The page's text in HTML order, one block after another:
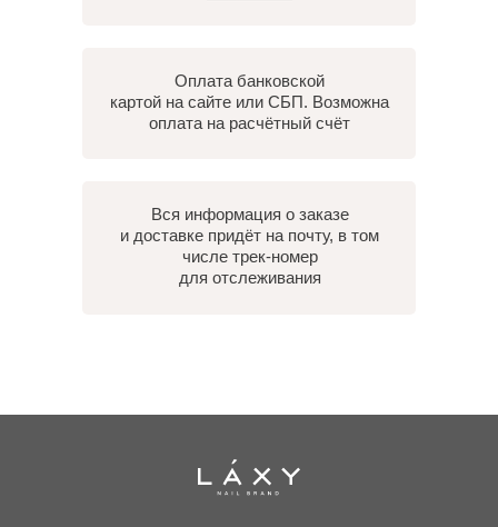
Оплата банковской
картой на сайте или СБП. Возможна
оплата на расчётный счёт
Вся информация о заказе
и доставке придёт на почту, в том
числе трек-номер
для отслеживания